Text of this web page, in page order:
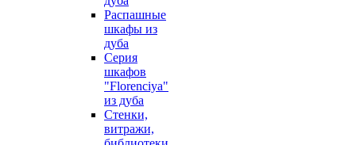
Распашные
шкафы из
дуба
Серия
шкафов
"Florenciya"
из дуба
Стенки,
витражи,